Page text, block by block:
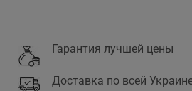
Гарантия лучшей цены
Доставка по всей